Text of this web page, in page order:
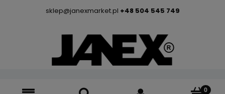
sklep@janexmarket.pl +48 504 545 749